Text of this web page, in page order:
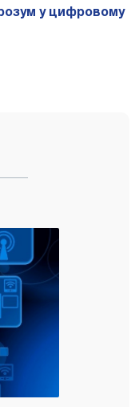
у цифровому